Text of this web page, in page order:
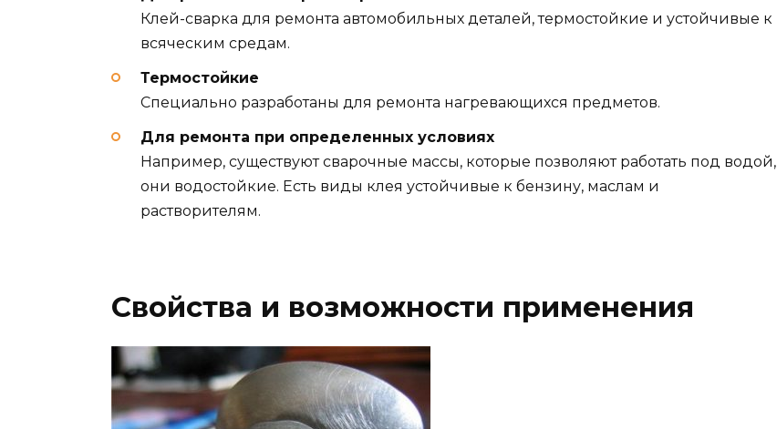
Клей-сварка для ремонта автомобильных деталей, термостойкие и устойчивые к
всяческим средам.
Термостойкие
Специально разработаны для ремонта нагревающихся предметов.
Для ремонта при определенных условиях
Например, существуют сварочные массы, которые позволяют работать под водой,
они водостойкие. Есть виды клея устойчивые к бензину, маслам и
растворителям.
Свойства и возможности применения